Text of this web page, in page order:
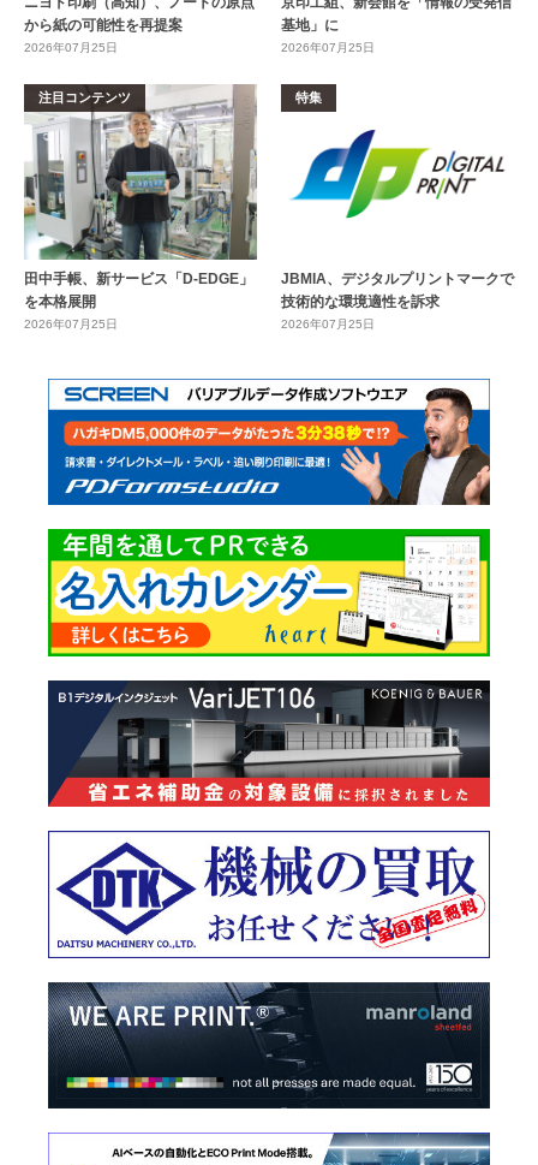
から紙の可能性を再提案
2026年07月25日
基地」に
2026年07月25日
注目コンテンツ
田中手帳、新サービス「D-EDGE」
を本格展開
2026年07月25日
特集
JBMIA、デジタルプリントマークで
技術的な環境適性を訴求
2026年07月25日